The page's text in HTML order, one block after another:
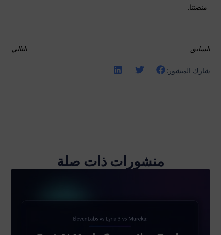
منصتنا.
السابق التالي
شارك المنشور:
منشورات ذات صلة